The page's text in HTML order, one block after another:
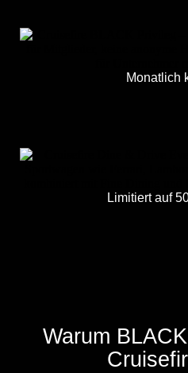
Monatlich
Limitiert auf
Warum